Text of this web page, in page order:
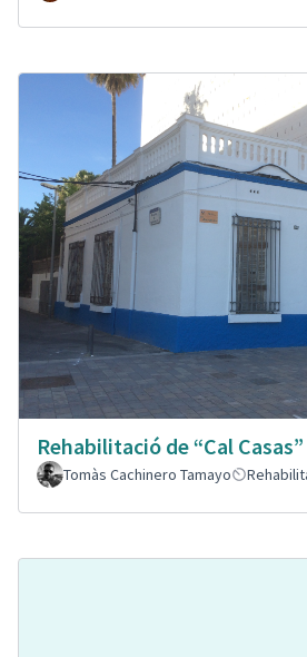
Rehabilitació de “Cal Casas”
Tomàs Cachinero Tamayo